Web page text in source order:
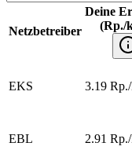
Netzbetreiber
Deine
(Rp./
EKS 3.19
EBL 2.91